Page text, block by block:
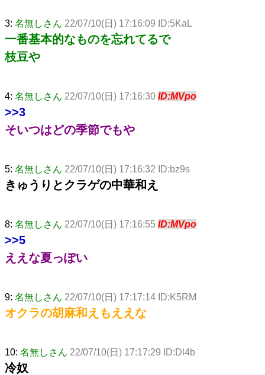
3: 名無しさん 22/07/10(日) 17:16:09 ID:5KaL
一番基本的なものを忘れてるで
枝豆や
4: 名無しさん 22/07/10(日) 17:16:30 ID:MVpo
>>3
そいつはどの季節でもや
5: 名無しさん 22/07/10(日) 17:16:32 ID:bz9s
きゅうりとクラゲの中華和え
8: 名無しさん 22/07/10(日) 17:16:55 ID:MVpo
>>5
ええな夏っぽい
9: 名無しさん 22/07/10(日) 17:17:14 ID:K5RM
オクラの胡麻和えもええな
10: 名無しさん 22/07/10(日) 17:17:29 ID:Dl4b
冷奴